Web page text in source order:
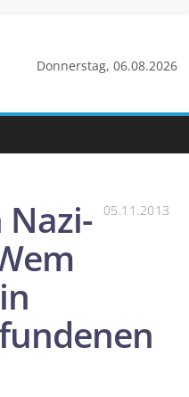
Donnerstag, 06.08.2026
05.11.2013
Nazi-